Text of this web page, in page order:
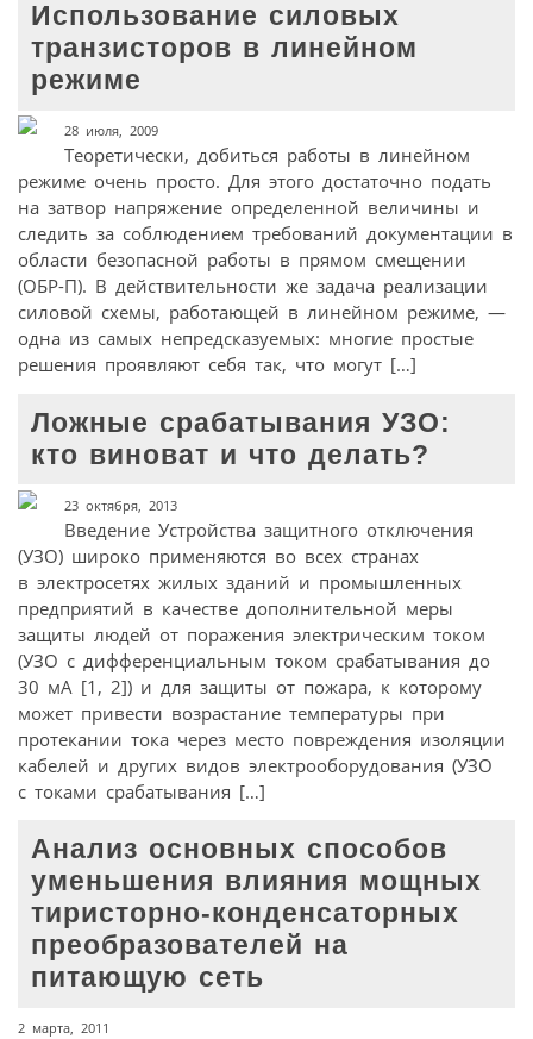
Использование силовых
транзисторов в линейном
режиме
28 июля, 2009
Теоретически, добиться работы в линейном
режиме очень просто. Для этого достаточно подать
на затвор напряжение определенной величины и
следить за соблюдением требований документации в
области безопасной работы в прямом смещении
(ОБР-П). В действительности же задача реализации
силовой схемы, работающей в линейном режиме, —
одна из самых непредсказуемых: многие простые
решения проявляют себя так, что могут […]
Ложные срабатывания УЗО:
кто виноват и что делать?
23 октября, 2013
Введение Устройства защитного отключения
(УЗО) широко применяются во всех странах
в электросетях жилых зданий и промышленных
предприятий в качестве дополнительной меры
защиты людей от поражения электрическим током
(УЗО с дифференциальным током срабатывания до
30 мА [1, 2]) и для защиты от пожара, к которому
может привести возрастание температуры при
протекании тока через место повреждения изоляции
кабелей и других видов электрооборудования (УЗО
с токами срабатывания […]
Анализ основных способов
уменьшения влияния мощных
тиристорно-конденсаторных
преобразователей на
питающую сеть
2 марта, 2011